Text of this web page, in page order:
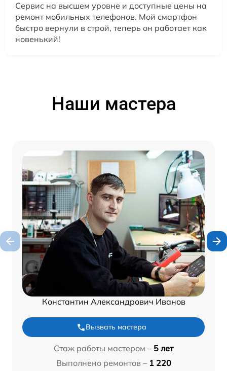
Сервис на высшем уровне и доступные цены на
ремонт мобильных телефонов. Мой смартфон
быстро вернули в строй, теперь он работает как
новенький!
Наши мастера
Константин Александрович Иванов
Вызвать мастера
Стаж работы мастером – 5 лет
Выполнено ремонтов – 1 220